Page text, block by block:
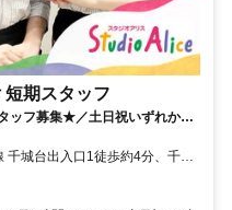
短期スタッフ
ッフ募集★／土日祝いずれかの
千城台出入口1徒歩約4分、千葉
1徒歩約6分、千葉都市モノレ
タウンライナー 千城台駅より